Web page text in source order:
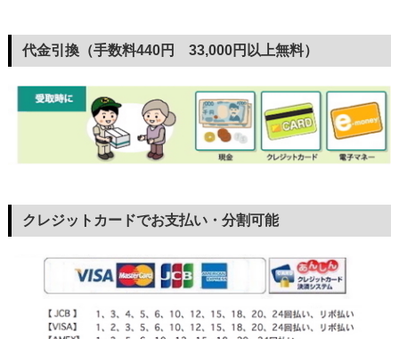
代金引換（手数料440円 33,000円以上無料）
クレジットカードでお支払い・分割可能